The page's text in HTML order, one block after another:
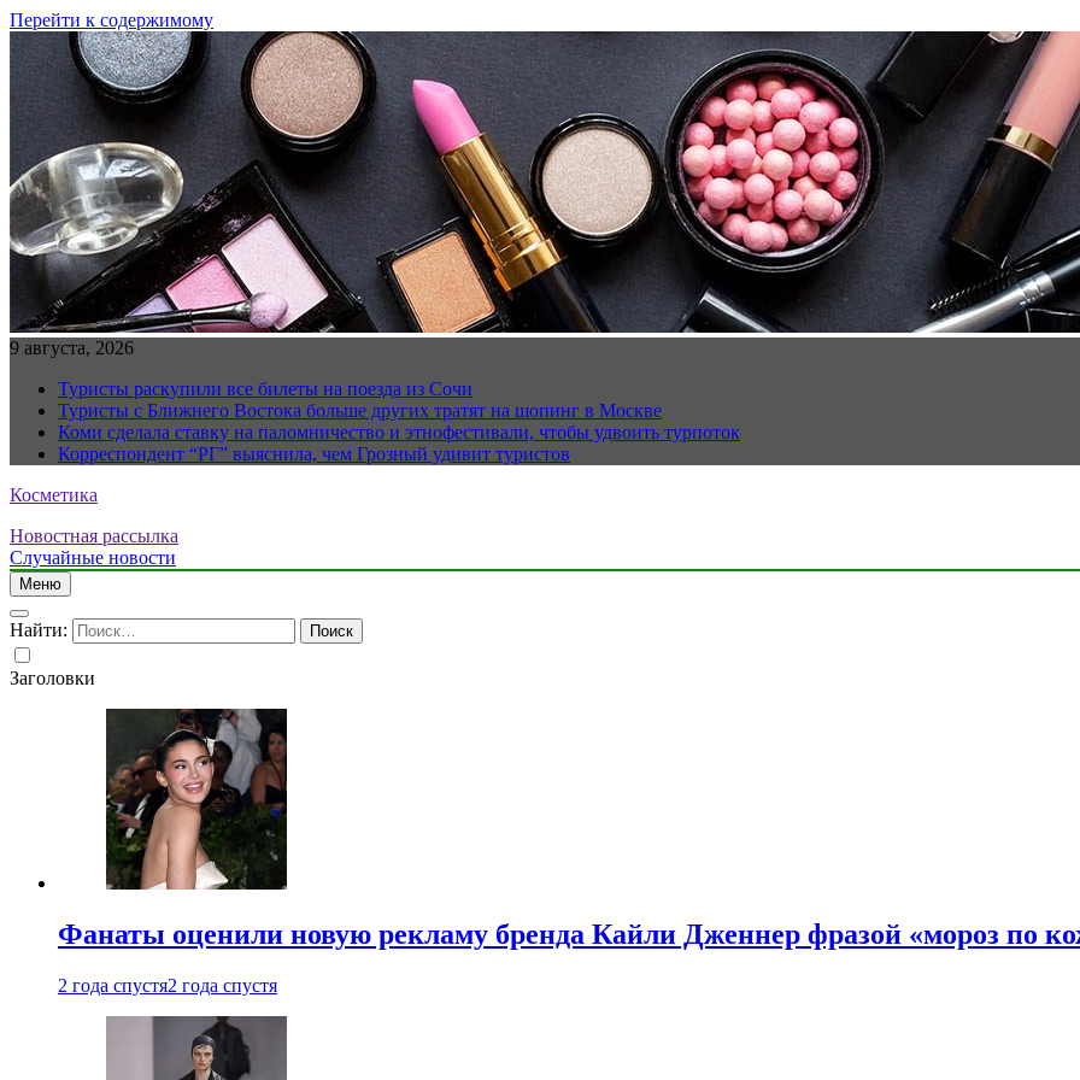
Перейти к содержимому
9 августа, 2026
Туристы раскупили все билеты на поезда из Сочи
Туристы с Ближнего Востока больше других тратят на шопинг в Москве
Коми сделала ставку на паломничество и этнофестивали, чтобы удвоить турпоток
Корреспондент “РГ” выяснила, чем Грозный удивит туристов
Косметика
Новостная рассылка
Случайные новости
Меню
Найти:
Заголовки
Фанаты оценили новую рекламу бренда Кайли Дженнер фразой «мороз по
2 года спустя2 года спустя